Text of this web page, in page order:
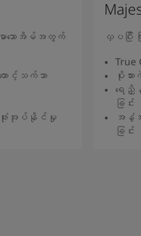
ာသောအိမ်အတွက်
ာင့်သက်သာ
း ဖုံးအုပ်နိုင်မှု
လှပပြီ
True
ပိုးသား
ရေညှိ
ခြင်း
အနံ့
ခြင်း